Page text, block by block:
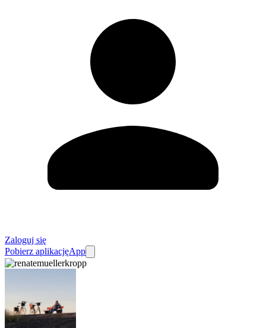
Zaloguj się
Pobierz aplikacjęApp